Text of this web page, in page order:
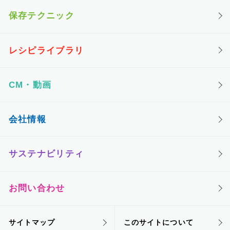
保存テクニック
レシピライブラリ
CM・動画
会社情報
サステナビリティ
お問い合わせ
サイトマップ このサイトについて